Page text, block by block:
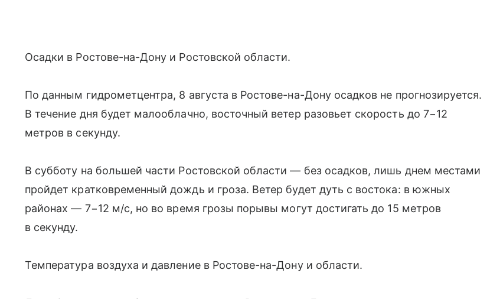
Осадки в Ростове-на-Дону и Ростовской области.
По данным гидрометцентра, 8 августа в Ростове-на-Дону осадков не прогнозируется.
В течение дня будет малооблачно, восточный ветер разовьет скорость до 7−12
метров в секунду.
В субботу на большей части Ростовской области — без осадков, лишь днем местами
пройдет кратковременный дождь и гроза. Ветер будет дуть с востока: в южных
районах — 7−12 м/с, но во время грозы порывы могут достигать до 15 метров
в секунду.
Температура воздуха и давление в Ростове-на-Дону и области.